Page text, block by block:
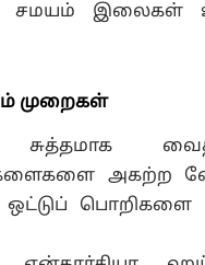
சமயம் இலைகள்
முறைகள்
அகற்ற
பொறிகளை